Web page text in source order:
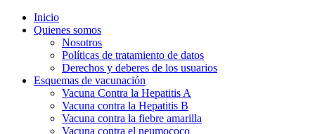
Inicio
Quienes somos
Nosotros
Políticas de tratamiento de datos
Derechos y deberes de los usuarios
Esquemas de vacunación
Vacuna Contra la Hepatitis A
Vacuna contra la Hepatitis B
Vacuna contra la fiebre amarilla
Vacuna contra el neumococo